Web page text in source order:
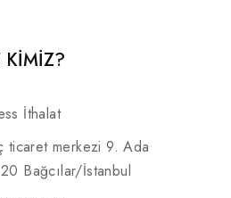
KİMİZ?
İthalat
ticaret merkezi 9. Ada
Bağcılar/İstanbul